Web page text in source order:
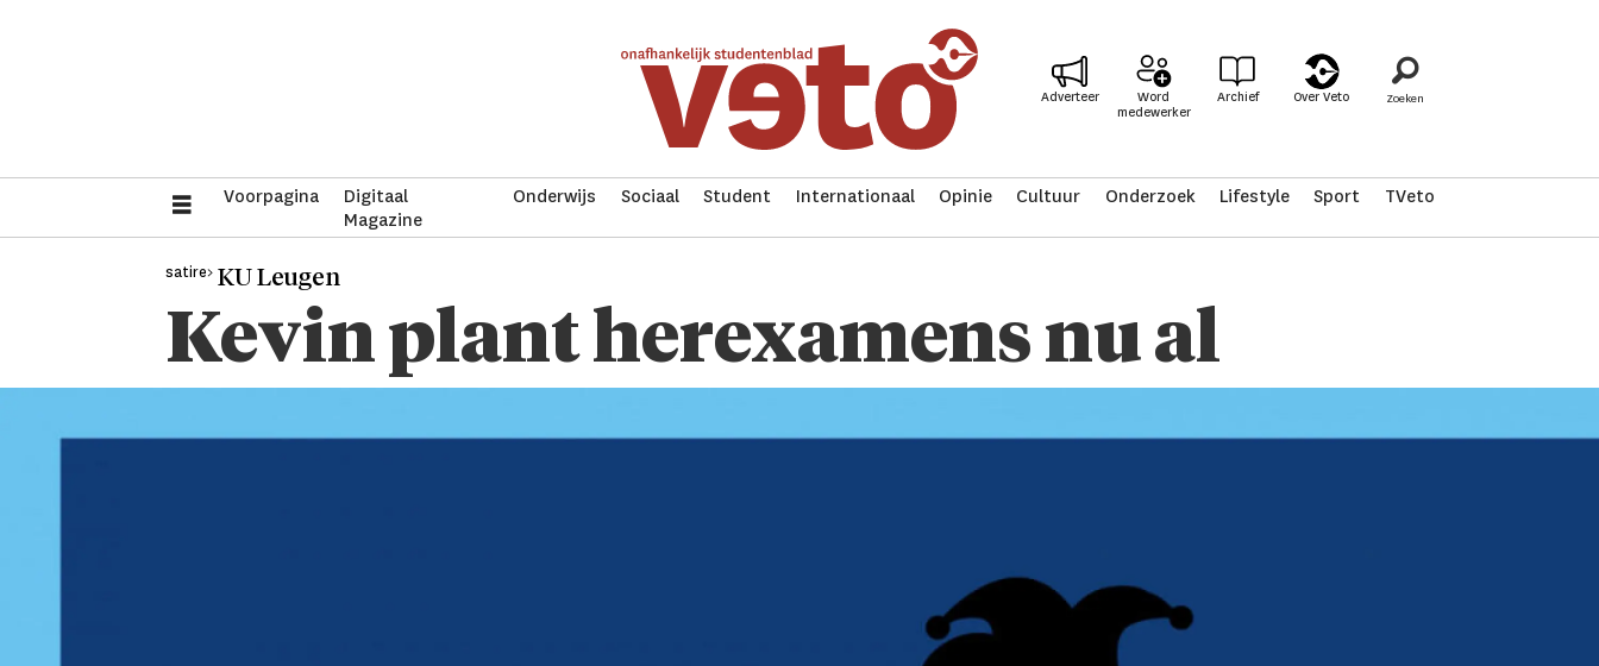
Adverteer
Word
medewerker
Archief Over Veto
Voorpagina
Digitaal
Magazine
Onderwijs Sociaal Student Internationaal Opinie Cultuur Onderzoek Lifestyle Sport TVeto
satire> KU Leugen
Kevin plant herexamens nu al